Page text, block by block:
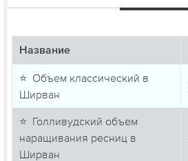
Название
⭐ Объем классический в
Ширван
⭐ Голливудский объем
наращивания ресниц в
Ширван